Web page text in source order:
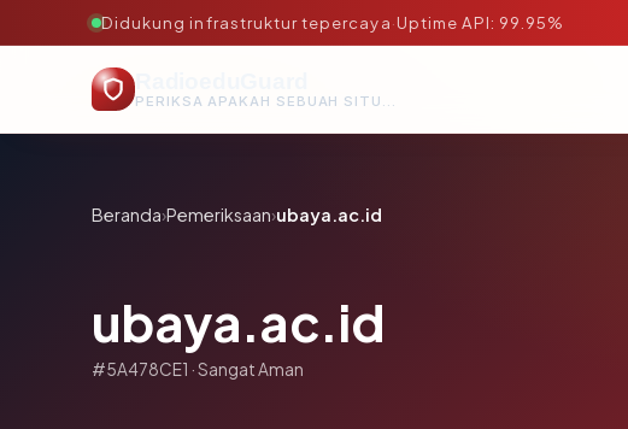
Didukung infrastruktur tepercaya·Uptime API: 99.95%
PERIKSA APAKAH SEBUAH SITUS AMAN, TEPERCAYA, DAN TERVERIFIKASI DALAM HITUNGAN DETIK.
Beranda›Pemeriksaan›ubaya.ac.id
ubaya.ac.id
#5A478CE1 · Sangat Aman